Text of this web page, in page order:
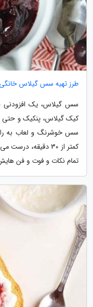
طرز تهیه سس گیلاس
سس گیلاس، یک
کیک گیلاس، پنکیک و حتی
سس خوشرنگ و لعاب به
کمتر از 30 دقیقه،
تمام نکات و فوت و فن